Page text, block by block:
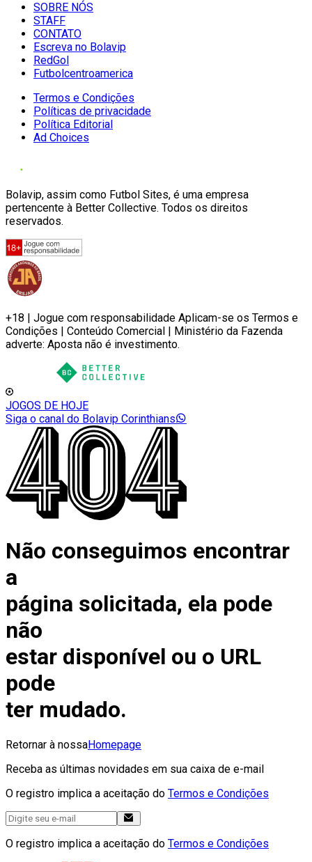
SOBRE NÓS
STAFF
CONTATO
Escreva no Bolavip
RedGol
Futbolcentroamerica
Termos e Condições
Políticas de privacidade
Política Editorial
Ad Choices
Bolavip, assim como Futbol Sites, é uma empresa
pertencente à Better Collective. Todos os direitos
reservados.
+18 | Jogue com responsabilidade Aplicam-se os Termos e
Condições | Conteúdo Comercial | Ministério da Fazenda
adverte: Aposta não é investimento.
JOGOS DE HOJE
Siga o canal do Bolavip Corinthians
Não conseguimos encontrar
a
página solicitada, ela pode
não
estar disponível ou o URL
pode
ter mudado.
Retornar à nossaHomepage
Receba as últimas novidades em sua caixa de e-mail
O registro implica a aceitação do Termos e Condições
O registro implica a aceitação do Termos e Condições